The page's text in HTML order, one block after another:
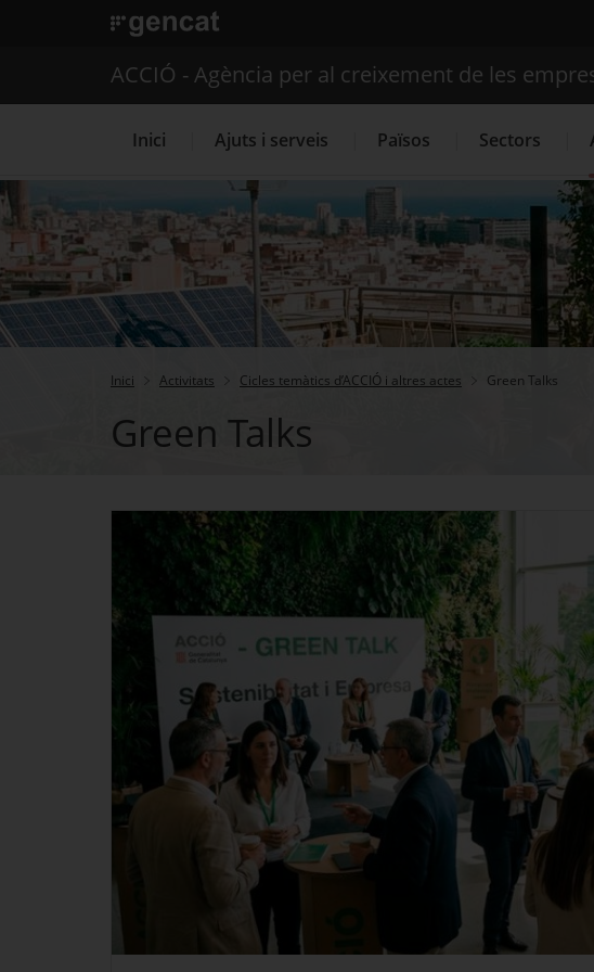
. Open in a new window.
Serveis d'internacionalització Serveis
ACCIÓ - Agència per al creixement de les
Inici Ajuts i serveis Països Sectors
Inici Activitats Cicles temàtics d’ACCIÓ i altres actes Green Talks
Green Talks